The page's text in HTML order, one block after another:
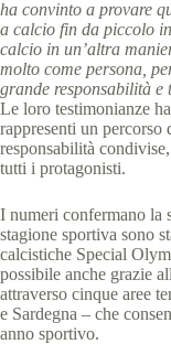
ha convinto a provare
a calcio fin da piccolo
calcio in un’altra
molto come persona,
grande responsabilità
Le loro testimonianze
rappresenti un
responsabilità
tutti i protagonisti.
I numeri confermano la
stagione sportiva sono
calcistiche Special
possibile anche grazie
attraverso cinque aree
e Sardegna – che
anno sportivo.